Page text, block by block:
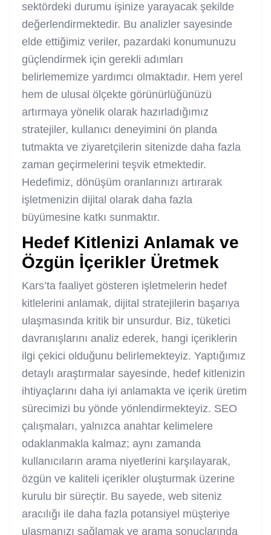
sektördeki durumu işinize yarayacak şekilde
değerlendirmektedir. Bu analizler sayesinde
elde ettiğimiz veriler, pazardaki konumunuzu
güçlendirmek için gerekli adımları
belirlememize yardımcı olmaktadır. Hem yerel
hem de ulusal ölçekte görünürlüğünüzü
artırmaya yönelik olarak hazırladığımız
stratejiler, kullanıcı deneyimini ön planda
tutmakta ve ziyaretçilerin sitenizde daha fazla
zaman geçirmelerini teşvik etmektedir.
Hedefimiz, dönüşüm oranlarınızı artırarak
işletmenizin dijital olarak daha fazla
büyümesine katkı sunmaktır.
Hedef Kitlenizi Anlamak ve
Özgün İçerikler Üretmek
Kars’ta faaliyet gösteren işletmelerin hedef
kitlelerini anlamak, dijital stratejilerin başarıya
ulaşmasında kritik bir unsurdur. Biz, tüketici
davranışlarını analiz ederek, hangi içeriklerin
ilgi çekici olduğunu belirlemekteyiz. Yaptığımız
detaylı araştırmalar sayesinde, hedef kitlenizin
ihtiyaçlarını daha iyi anlamakta ve içerik üretim
sürecimizi bu yönde yönlendirmekteyiz. SEO
çalışmaları, yalnızca anahtar kelimelere
odaklanmakla kalmaz; aynı zamanda
kullanıcıların arama niyetlerini karşılayarak,
özgün ve kaliteli içerikler oluşturmak üzerine
kurulu bir süreçtir. Bu sayede, web siteniz
aracılığı ile daha fazla potansiyel müşteriye
ulaşmanızı sağlamak ve arama sonuçlarında